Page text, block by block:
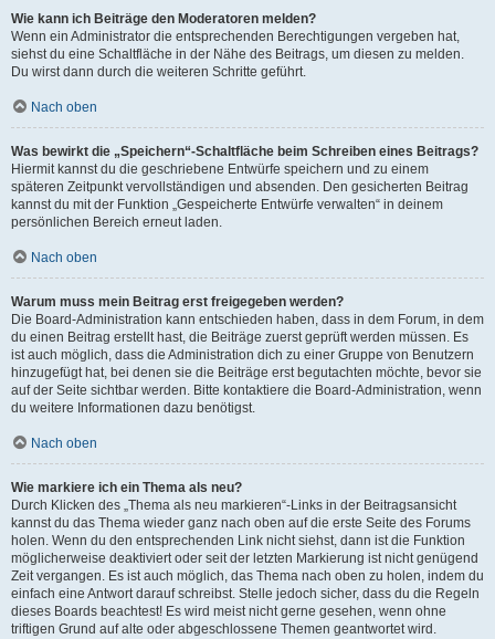
Wie kann ich Beiträge den Moderatoren melden?
Wenn ein Administrator die entsprechenden Berechtigungen vergeben hat,
siehst du eine Schaltfläche in der Nähe des Beitrags, um diesen zu melden.
Du wirst dann durch die weiteren Schritte geführt.
Nach oben
Was bewirkt die „Speichern“-Schaltfläche beim Schreiben eines Beitrags?
Hiermit kannst du die geschriebene Entwürfe speichern und zu einem
späteren Zeitpunkt vervollständigen und absenden. Den gesicherten Beitrag
kannst du mit der Funktion „Gespeicherte Entwürfe verwalten“ in deinem
persönlichen Bereich erneut laden.
Nach oben
Warum muss mein Beitrag erst freigegeben werden?
Die Board-Administration kann entschieden haben, dass in dem Forum, in dem
du einen Beitrag erstellt hast, die Beiträge zuerst geprüft werden müssen. Es
ist auch möglich, dass die Administration dich zu einer Gruppe von Benutzern
hinzugefügt hat, bei denen sie die Beiträge erst begutachten möchte, bevor sie
auf der Seite sichtbar werden. Bitte kontaktiere die Board-Administration, wenn
du weitere Informationen dazu benötigst.
Nach oben
Wie markiere ich ein Thema als neu?
Durch Klicken des „Thema als neu markieren“-Links in der Beitragsansicht
kannst du das Thema wieder ganz nach oben auf die erste Seite des Forums
holen. Wenn du den entsprechenden Link nicht siehst, dann ist die Funktion
möglicherweise deaktiviert oder seit der letzten Markierung ist nicht genügend
Zeit vergangen. Es ist auch möglich, das Thema nach oben zu holen, indem du
einfach eine Antwort darauf schreibst. Stelle jedoch sicher, dass du die Regeln
dieses Boards beachtest! Es wird meist nicht gerne gesehen, wenn ohne
triftigen Grund auf alte oder abgeschlossene Themen geantwortet wird.